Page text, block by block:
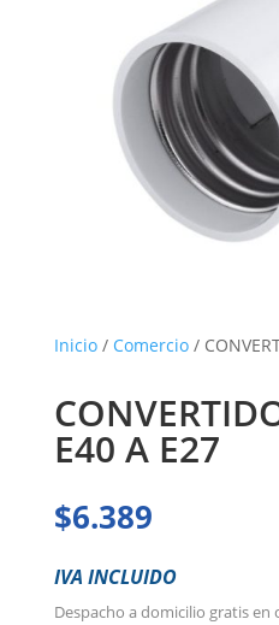
Inicio/ Comercio/
E40 A E27
$6.389
IVA INCLUIDO
Despacho a domicilio gratis